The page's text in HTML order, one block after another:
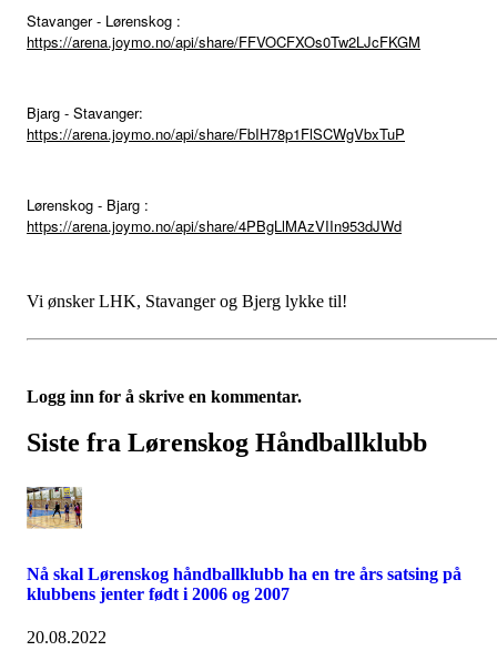
Stavanger - Lørenskog :
https://arena.joymo.no/api/share/FFVOCFXOs0Tw2LJcFKGM
Bjarg - Stavanger:
https://arena.joymo.no/api/share/FbIH78p1FlSCWgVbxTuP
Lørenskog - Bjarg :
https://arena.joymo.no/api/share/4PBgLlMAzVIIn953dJWd
Vi ønsker LHK, Stavanger og Bjerg lykke til!
Logg inn for å skrive en kommentar.
Siste fra Lørenskog Håndballklubb
Nå skal Lørenskog håndballklubb ha en tre års satsing på
klubbens jenter født i 2006 og 2007
20.08.2022